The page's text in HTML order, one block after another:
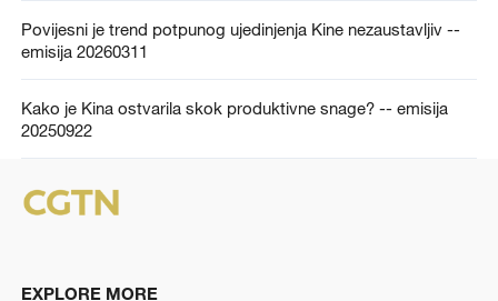
Povijesni je trend potpunog ujedinjenja Kine nezaustavljiv --
emisija 20260311
Kako je Kina ostvarila skok produktivne snage? -- emisija
20250922
EXPLORE MORE